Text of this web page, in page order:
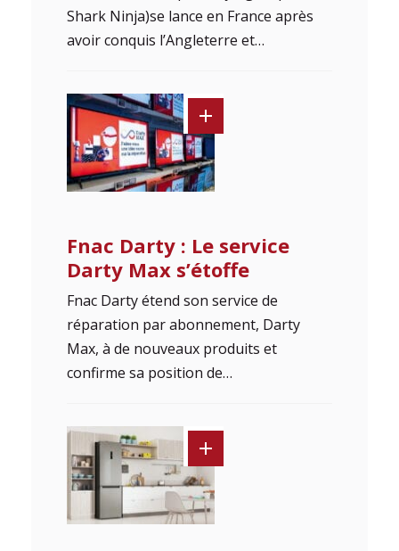
Shark Ninja)se lance en France après
avoir conquis l’Angleterre et…
Fnac Darty : Le service
Darty Max s’étoffe
Fnac Darty étend son service de
réparation par abonnement, Darty
Max, à de nouveaux produits et
confirme sa position de…